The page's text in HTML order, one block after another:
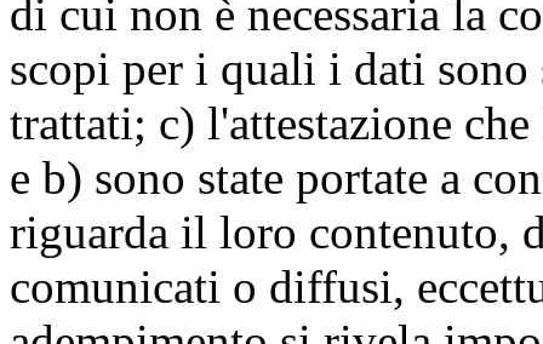
di cui non è necessaria la
scopi per i quali i dati sono
trattati; c) l'attestazione
e b) sono state portate a
riguarda il loro contenuto,
comunicati o diffusi,